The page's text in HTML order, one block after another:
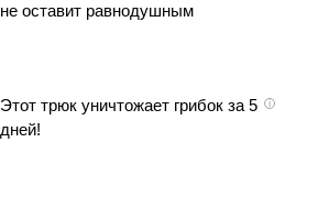
не оставит равнодушным
i
Этот трюк уничтожает грибок за 5
дней!